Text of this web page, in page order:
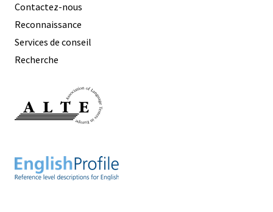
Contactez-nous
Reconnaissance
Services de conseil
Recherche